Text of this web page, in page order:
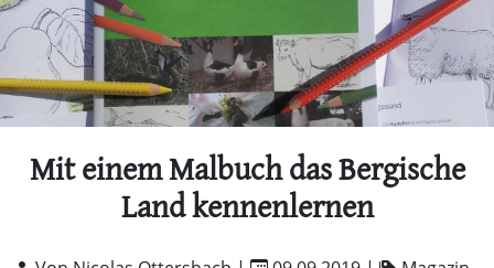
Mit einem Malbuch das Bergische
Land kennenlernen